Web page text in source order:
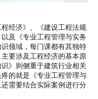
经济》、《建设工程法规
及《专业工程管理与实务
领域，每门课都有其独特
要涉及工程经济的基本原
》则侧重于建筑行业相关
的就是《专业工程管理与
需要结合实际案例进行分